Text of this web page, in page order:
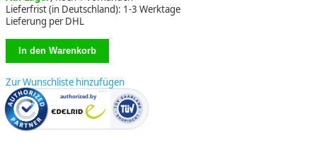
Lieferfrist (in Deutschland): 1-3 Werktage
Lieferung per DHL
Zur Wunschliste hinzufügen